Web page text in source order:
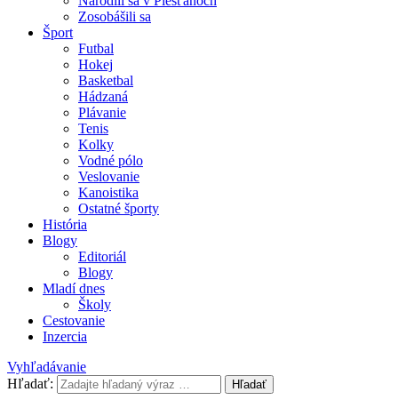
Zosobášili sa
Šport
Futbal
Hokej
Basketbal
Hádzaná
Plávanie
Tenis
Kolky
Vodné pólo
Veslovanie
Kanoistika
Ostatné športy
História
Blogy
Editoriál
Blogy
Mladí dnes
Školy
Cestovanie
Inzercia
Vyhľadávanie
Hľadať:
Hľadať